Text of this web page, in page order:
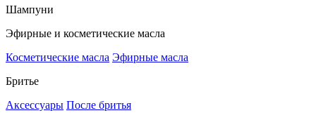
Шампуни
Эфирные и косметические масла
Косметические масла Эфирные масла
Бритье
Аксессуары После бритья